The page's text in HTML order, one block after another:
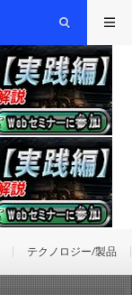
テクノロジー/製品